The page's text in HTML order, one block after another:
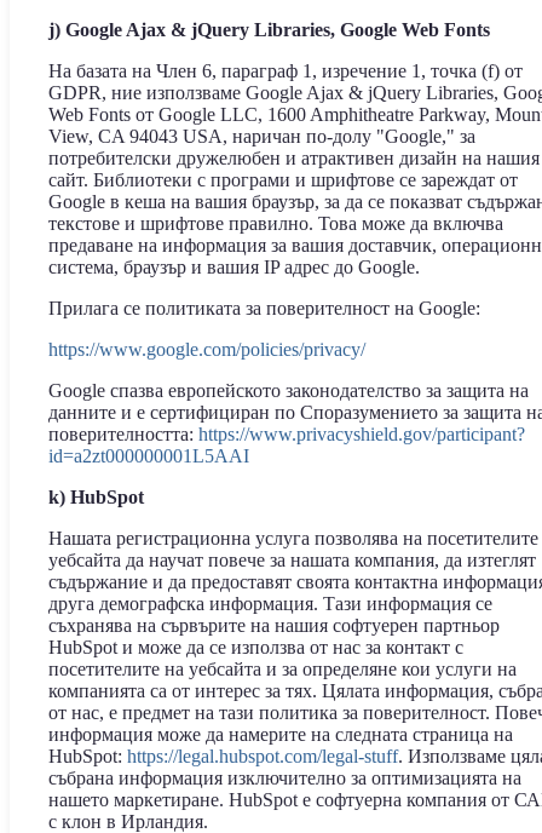
j) Google Ajax & jQuery Libraries, Google Web Fonts
На базата на Член 6, параграф 1, изречение 1, точка (f) от
GDPR, ние използваме Google Ajax & jQuery Libraries,
Web Fonts от Google LLC, 1600 Amphitheatre Parkway,
View, CA 94043 USA, наричан по-долу "Google," за
потребителски дружелюбен и атрактивен дизайн на нашия
сайт. Библиотеки с програми и шрифтове се зареждат от
Google в кеша на вашия браузър, за да се показват
текстове и шрифтове правилно. Това може да включва
предаване на информация за вашия доставчик,
система, браузър и вашия IP адрес до Google.
Прилага се политиката за поверителност на Google:
https://www.google.com/policies/privacy/
Google спазва европейското законодателство за защита на
данните и е сертифициран по Споразумението за защита
поверителността: https://www.privacyshield.gov/participant?
id=a2zt000000001L5AAI
k) HubSpot
Нашата регистрационна услуга позволява на
уебсайта да научат повече за нашата компания, да изтеглят
съдържание и да предоставят своята контактна
друга демографска информация. Тази информация се
съхранява на сървърите на нашия софтуерен партньор
HubSpot и може да се използва от нас за контакт с
посетителите на уебсайта и за определяне кои услуги на
компанията са от интерес за тях. Цялата информация,
от нас, е предмет на тази политика за поверителност.
информация може да намерите на следната страница на
HubSpot: https://legal.hubspot.com/legal-stuff. Използваме
събрана информация изключително за оптимизацията на
нашето маркетиране. HubSpot е софтуерна компания от
с клон в Ирландия.